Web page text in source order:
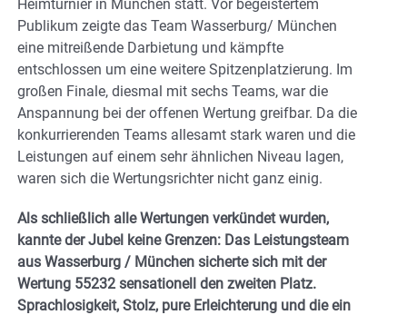
Heimturnier in München statt. Vor begeistertem
Publikum zeigte das Team Wasserburg/ München
eine mitreißende Darbietung und kämpfte
entschlossen um eine weitere Spitzenplatzierung. Im
großen Finale, diesmal mit sechs Teams, war die
Anspannung bei der offenen Wertung greifbar. Da die
konkurrierenden Teams allesamt stark waren und die
Leistungen auf einem sehr ähnlichen Niveau lagen,
waren sich die Wertungsrichter nicht ganz einig.
Als schließlich alle Wertungen verkündet wurden,
kannte der Jubel keine Grenzen: Das Leistungsteam
aus Wasserburg / München sicherte sich mit der
Wertung 55232 sensationell den zweiten Platz.
Sprachlosigkeit, Stolz, pure Erleichterung und die ein